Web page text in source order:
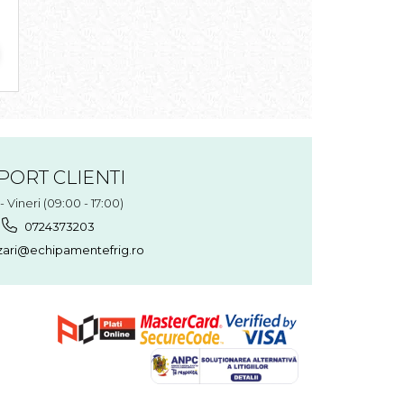
CLIENTI
Vineri (09:00 - 17:00)
0724373203